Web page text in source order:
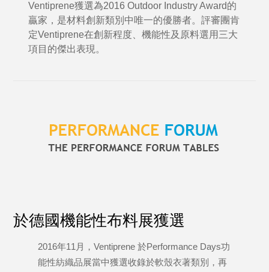
Ventiprene獲選為2016 Outdoor Industry Award的
贏家，是材料創新類別中唯一的優勝者。評審團肯
定Ventiprene在創新程度、機能性及原料選用三大
項目的傑出表現。
於德國機能性布料展獲選
2016年11月，Ventiprene 於Performance Days功
能性紡織品展當中獲選收錄於軟殼衣著類別，再